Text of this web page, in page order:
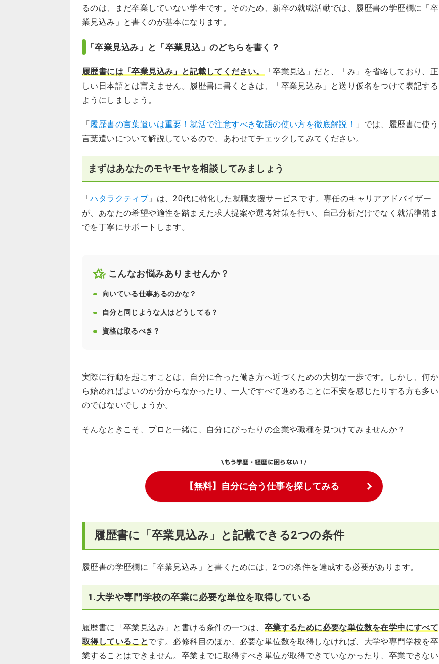
るのは、まだ卒業していない学生です。そのため、新卒の就職活動では、履歴書の学歴欄に「卒
業見込み」と書くのが基本になります。
「卒業見込み」と「卒業見込」のどちらを書く？
履歴書には「卒業見込み」と記載してください。「卒業見込」だと、「み」を省略しており、正
しい日本語とは言えません。履歴書に書くときは、「卒業見込み」と送り仮名をつけて表記する
ようにしましょう。
「履歴書の言葉遣いは重要！就活で注意すべき敬語の使い方を徹底解説！
」では、履歴書に使う
言葉遣いについて解説しているので、あわせてチェックしてみてください。
まずはあなたのモヤモヤを相談してみましょう
「ハタラクティブ 」は、20代に特化した就職支援サービスです。専任のキャリアアドバイザー
が、あなたの希望や適性を踏まえた求人提案や選考対策を行い、自己分析だけでなく就活準備ま
でを丁寧にサポートします。
こんなお悩みありませんか？
向いている仕事あるのかな？
自分と同じような人はどうしてる？
資格は取るべき？
実際に行動を起こすことは、自分に合った働き方へ近づくための大切な一歩です。しかし、何か
ら始めればよいのか分からなかったり、一人ですべて進めることに不安を感じたりする方も多い
のではないでしょうか。
そんなときこそ、プロと一緒に、自分にぴったりの企業や職種を見つけてみませんか？
\もう学歴・経歴に困らない！/
【無料】自分に合う仕事を探してみる
履歴書に「卒業見込み」と記載できる2つの条件
履歴書の学歴欄に「卒業見込み」と書くためには、2つの条件を達成する必要があります。
1.大学や専門学校の卒業に必要な単位を取得している
履歴書に「卒業見込み」と書ける条件の一つは、 卒業するために必要な単位数を在学中にすべて
取得していることです。必修科目のほか、必要な単位数を取得しなければ、大学や専門学校を卒
業することはできません。卒業までに取得すべき単位が取得できていなかったり、卒業できない